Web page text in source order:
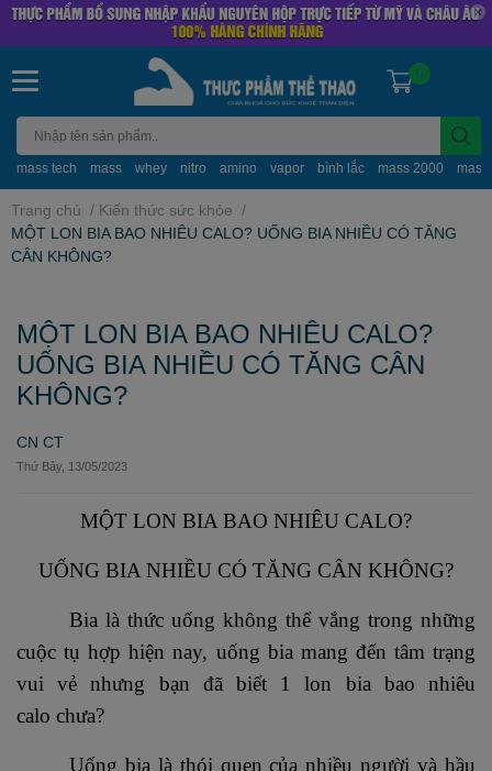
mass tech mass whey nitro amino vapor bình lắc mass 2000
0
Trang chủ / Kiến thức sức khỏe /
MỘT LON BIA BAO NHIÊU CALO? UỐNG BIA NHIỀU CÓ TĂNG
CÂN KHÔNG?
MỘT LON BIA BAO NHIÊU CALO?
UỐNG BIA NHIỀU CÓ TĂNG CÂN
KHÔNG?
CN CT
Thứ Bảy, 13/05/2023
MỘT LON BIA BAO NHIÊU CALO?
UỐNG BIA NHIỀU CÓ TĂNG CÂN KHÔNG?
Bia là thức uống không thể vắng trong những
cuộc tụ hợp hiện nay, uống bia mang đến tâm trạng
vui vẻ nhưng bạn đã biết 1 lon bia bao nhiêu
calo chưa?
Uống bia là thói quen của nhiều người và hầu